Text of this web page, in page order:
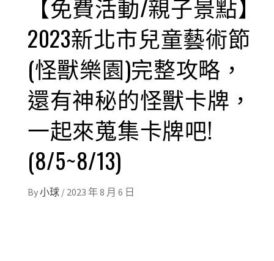
【免費活動/親子景點】
2023新北市兒童藝術節
(怪獸樂園)完整攻略，
還有神秘的怪獸卡牌，
一起來蒐集卡牌吧!
(8/5~8/13)
By小球 / 2023 年 8 月 6 日